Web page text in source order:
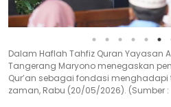
Dalam Haflah Tahfiz Quran Yayasan
Tangerang Maryono menegaskan
Qur’an sebagai fondasi
zaman, Rabu (20/05/2026). (Sumber